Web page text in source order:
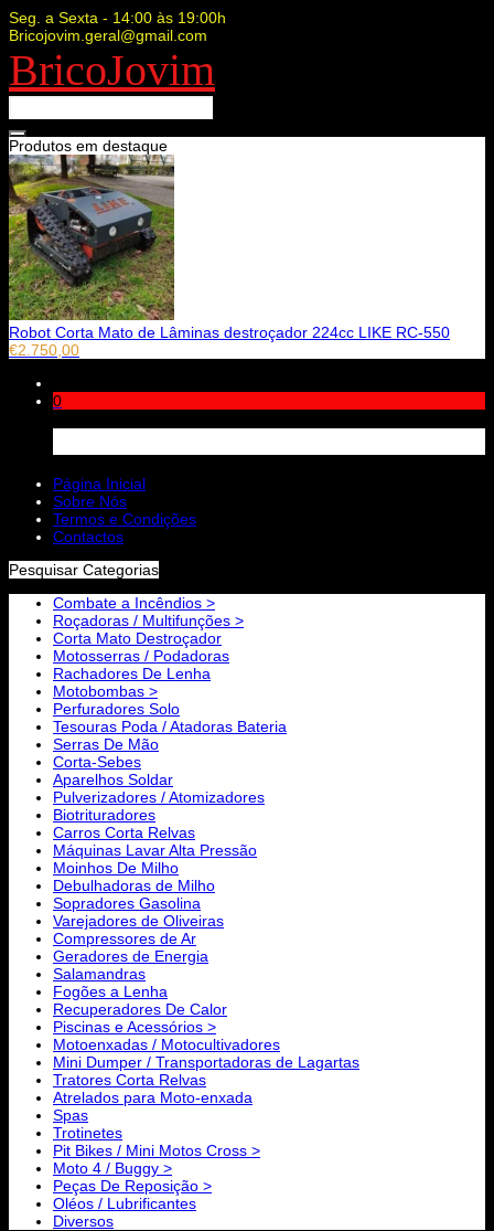
Seg. a Sexta - 14:00 às 19:00h
Bricojovim.geral@gmail.com
BricoJovim
Produtos em destaque
Robot Corta Mato de Lâminas destroçador 224cc LIKE RC-550
€2.750,00
0
Página Inicial
Sobre Nós
Termos e Condições
Contactos
Pesquisar Categorias
Combate a Incêndios >
Roçadoras / Multifunções >
Corta Mato Destroçador
Motosserras / Podadoras
Rachadores De Lenha
Motobombas >
Perfuradores Solo
Tesouras Poda / Atadoras Bateria
Serras De Mão
Corta-Sebes
Aparelhos Soldar
Pulverizadores / Atomizadores
Biotrituradores
Carros Corta Relvas
Máquinas Lavar Alta Pressão
Moinhos De Milho
Debulhadoras de Milho
Sopradores Gasolina
Varejadores de Oliveiras
Compressores de Ar
Geradores de Energia
Salamandras
Fogões a Lenha
Recuperadores De Calor
Piscinas e Acessórios >
Motoenxadas / Motocultivadores
Mini Dumper / Transportadoras de Lagartas
Tratores Corta Relvas
Atrelados para Moto-enxada
Spas
Trotinetes
Pit Bikes / Mini Motos Cross >
Moto 4 / Buggy >
Peças De Reposição >
Oléos / Lubrificantes
Diversos